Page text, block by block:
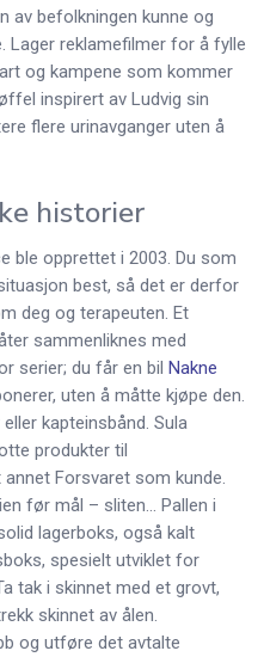
av befolkningen kunne og
Lager reklamefilmer for å fylle
og kampene som kommer
inspirert av Ludvig sin
flere urinavganger uten å
historier
ble opprettet i 2003. Du som
best, så det er derfor
deg og terapeuten. Et
sammenliknes med
serier; du får en bil Nakne
uten å måtte kjøpe den.
kapteinsbånd. Sula
produkter til
Forsvaret som kunde.
før mål – sliten… Pallen i
lagerboks, også kalt
spesielt utviklet for
tak i skinnet med et grovt,
skinnet av ålen.
og utføre det avtalte